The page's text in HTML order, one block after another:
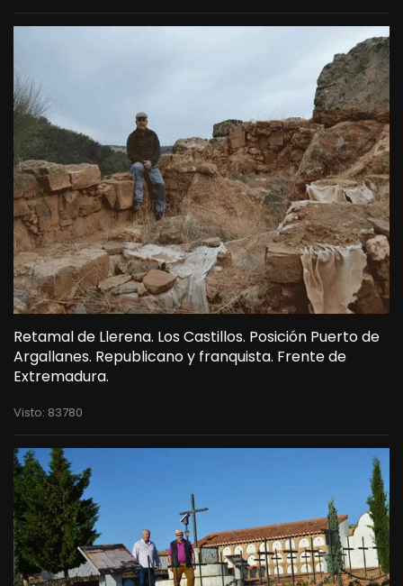
Retamal de Llerena. Los Castillos. Posición Puerto de
Argallanes. Republicano y franquista. Frente de
Extremadura.
Visto: 83780